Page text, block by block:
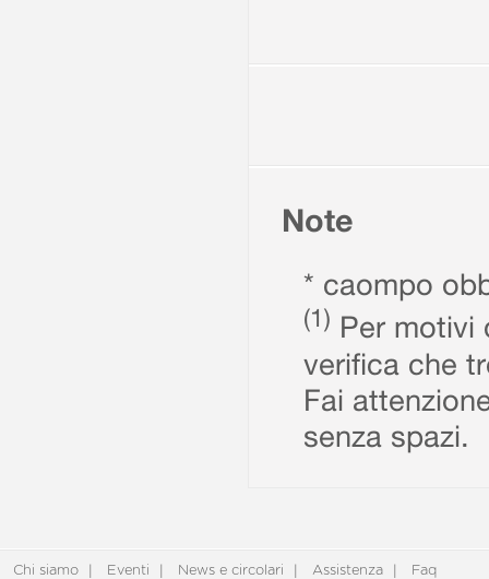
Note
* caompo
(1) Per motivi
verifica che
Fai
senza spazi.
Chi siamo Eventi News e circolari Assistenza Faq